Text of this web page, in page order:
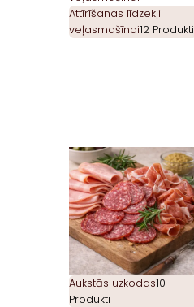
Attīrīšanas līdzekļi
veļasmašīnai12 Produkti
Aukstās uzkodas10
Produkti